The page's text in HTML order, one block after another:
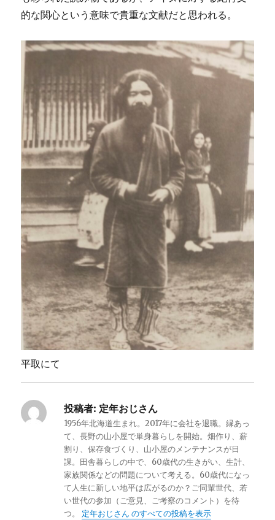
的な関心という意味で貴重な文献だと思われる。
平取にて
投稿者: 定年おじさん
1956年北海道生まれ。2017年に会社を退職。縁あっ
て、長野の山小屋で単身暮らしを開始。畑作り、薪
割り、保存食づくり、山小屋のメンテナンスが日
課。田舎暮らしの中で、60歳代の生きがい、生計、
家族関係などの問題について考える。60歳代になっ
て人生に新しい地平は広がるのか？ご同輩世代、若
い世代の参加（ご意見、ご考察のコメント）を待
つ。 定年おじさん のすべての投稿を表示